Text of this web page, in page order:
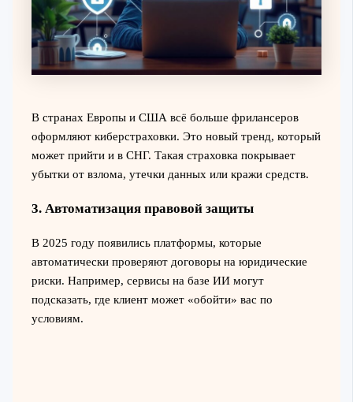
В странах Европы и США всё больше фрилансеров
оформляют киберстраховки. Это новый тренд, который
может прийти и в СНГ. Такая страховка покрывает
убытки от взлома, утечки данных или кражи средств.
3. Автоматизация правовой защиты
В 2025 году появились платформы, которые
автоматически проверяют договоры на юридические
риски. Например, сервисы на базе ИИ могут
подсказать, где клиент может «обойти» вас по
условиям.